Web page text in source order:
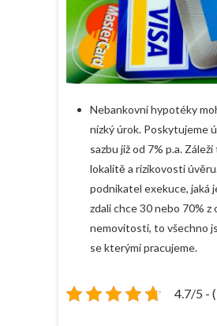
Nebankovní hypotéky
nízký úrok. Poskytujeme
sazbu již od 7% p.a. Záleží
lokalitě a rizikovosti
podnikatel exekuce, jaká
zdali chce 30 nebo 70% z
nemovitosti, to všechno
se kterými pracujeme.
4.7/5 -